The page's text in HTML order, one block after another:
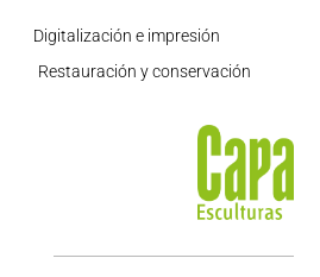
Digitalización e impresión
Restauración y conservación